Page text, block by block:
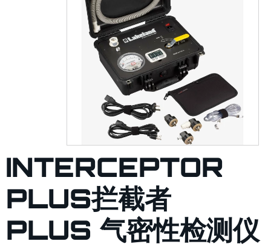
INTERCEPTOR
PLUS拦截者
PLUS 气密性检测仪